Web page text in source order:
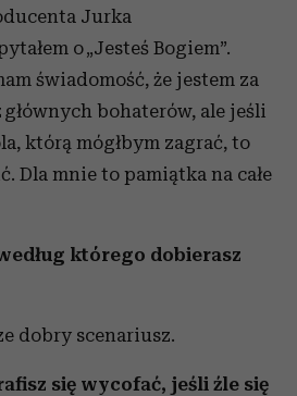
Jurka
o „Jesteś Bogiem”.
świadomość, że jestem za
bohaterów, ale jeśli
którą mógłbym zagrać, to
Dla mnie to pamiątka na całe
którego dobierasz
dobry scenariusz.
się wycofać, jeśli źle się